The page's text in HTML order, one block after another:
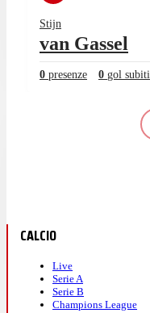
Stijn
van Gassel
0 presenze 0 gol subiti
CALCIO
Live
Serie A
Serie B
Champions League